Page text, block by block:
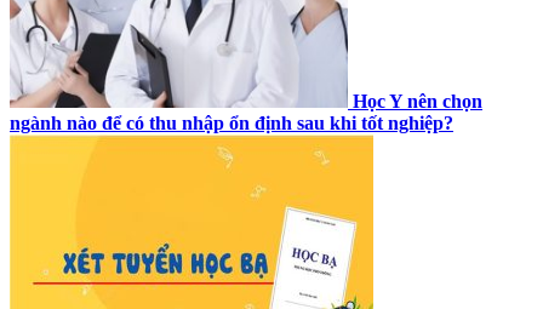
Học Y nên chọn
ngành nào để có thu nhập ổn định sau khi tốt nghiệp?